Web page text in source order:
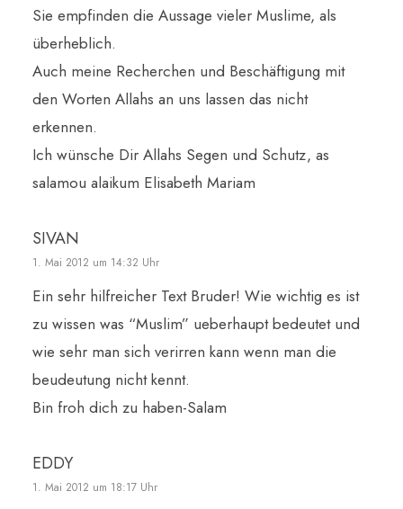
Sie empfinden die Aussage vieler Muslime, als
überheblich.
Auch meine Recherchen und Beschäftigung mit
den Worten Allahs an uns lassen das nicht
erkennen.
Ich wünsche Dir Allahs Segen und Schutz, as
salamou alaikum Elisabeth Mariam
SIVAN
1. Mai 2012 um 14:32 Uhr
Ein sehr hilfreicher Text Bruder! Wie wichtig es ist
zu wissen was “Muslim” ueberhaupt bedeutet und
wie sehr man sich verirren kann wenn man die
beudeutung nicht kennt.
Bin froh dich zu haben-Salam
EDDY
1. Mai 2012 um 18:17 Uhr